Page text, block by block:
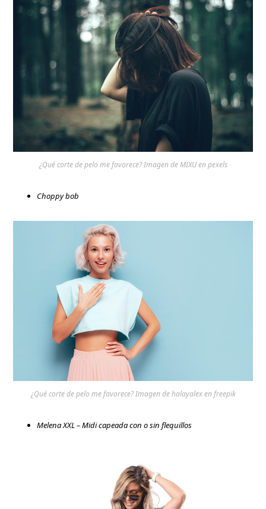
¿Qué corte de pelo me favorece? Imagen de MIXU en pexels
Choppy bob
¿Qué corte de pelo me favorece? Imagen de halayalex en freepik
Melena XXL – Midi capeada con o sin flequillos